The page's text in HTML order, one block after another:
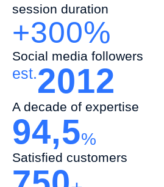
session duration
+300%
Social media followers
est.2012
A decade of expertise
94,5%
Satisfied customers